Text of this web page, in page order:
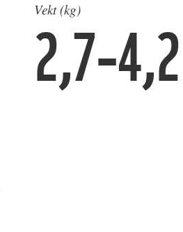
Vekt (kg)
2,7–4,2